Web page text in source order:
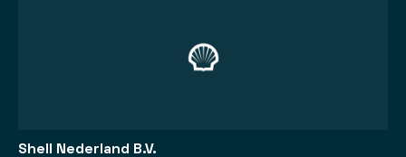
Shell Nederland B.V.